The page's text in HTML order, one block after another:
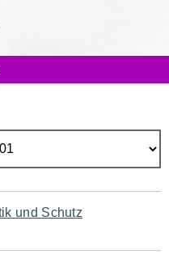
und Schutz